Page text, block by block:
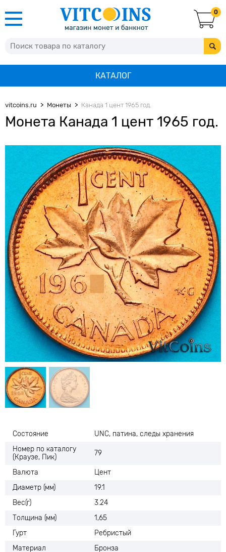
0
КАТАЛОГ
vitcoins.ru Монеты Канада 1 цент 1965 год.
Монета Канада 1 цент 1965 год.
Состояние
UNC, патина, следы хранения
Номер по каталогу
(Краузе, Пик)
79
Валюта
Цент
Диаметр (мм)
19.1
Вес(г)
3.24
Толщина (мм)
1,65
Гурт
Ребристый
Материал
Бронза